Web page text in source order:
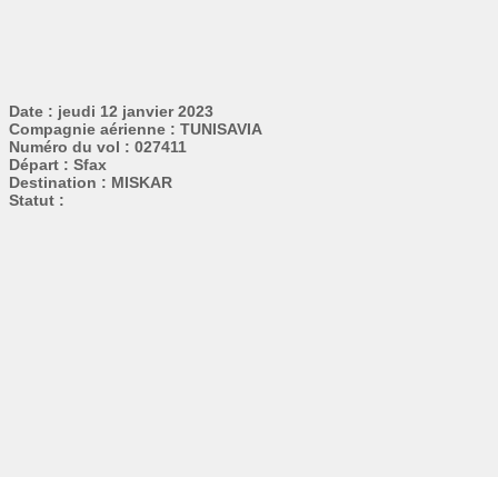
Date : jeudi 12 janvier 2023
Compagnie aérienne : TUNISAVIA
Numéro du vol : 027411
Départ : Sfax
Destination : MISKAR
Statut :